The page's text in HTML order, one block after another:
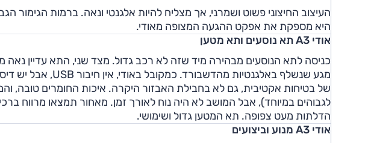
העיצוב החיצוני פשוט ושמרני, אך מצליח להיות אלגנטי ונאה. ברמות הגימור
היא מספקת את אפקט ההגעה המצופה מאודי.
אודי A3 תא נוסעים ותא מטען
כניסה לתא הנוסעים מבהירה מיד שזה לא רכב גדול. מצד שני, התא עדיין נאה
של בטיחות אקטיבית, גם לא בחבילת האבזור היקרה. איכות החומרים טובה,
הדלתות מעט צפופה. תא המטען גדול ושימושי.
אודי A3 מנוע וביצועים